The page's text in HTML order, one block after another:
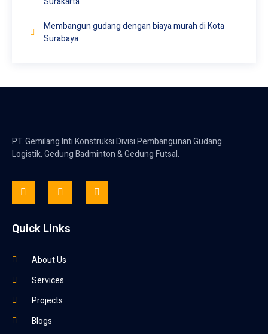
Membangun gudang dengan biaya murah di Kota
Surabaya
PT. Gemilang Inti Konstruksi Divisi Pembangunan Gudang
Logistik, Gedung Badminton & Gedung Futsal.
Quick Links
About Us
Services
Projects
Blogs